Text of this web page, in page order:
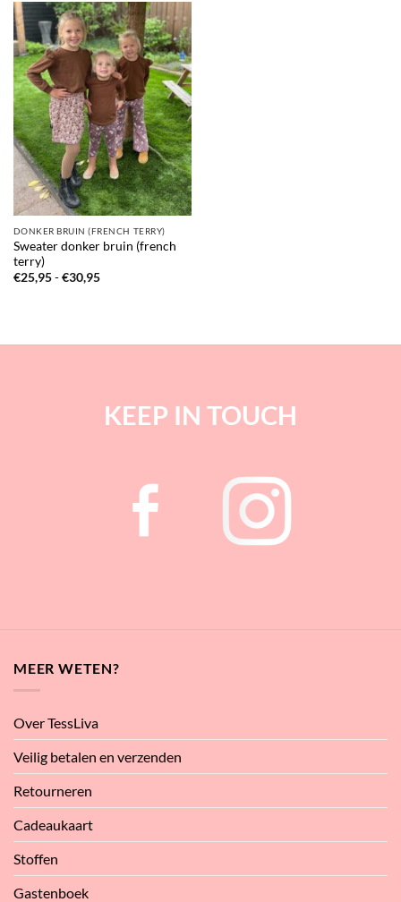
DONKER BRUIN (FRENCH TERRY)
Sweater donker bruin (french
terry)
€25,95 - €30,95Prijsklasse:
KEEP IN TOUCH
MEER WETEN?
Over TessLiva
Veilig betalen en verzenden
Retourneren
Cadeaukaart
Stoffen
Gastenboek